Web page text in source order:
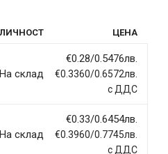
lectus. Vivamus commodo
amet. Nullam neque justo, sodales
maximus consectetur diam. Nulla
ЦЕНА
На склад
€0.28/0.5476лв.
€0.3360/0.6572лв.
с ДДС
На склад
€0.33/0.6454лв.
€0.3960/0.7745лв.
с ДДС